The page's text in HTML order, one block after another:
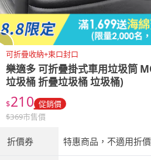
可折疊收納+束口封口
樂適多 可折疊掛式車用垃圾筒
垃圾桶 折疊垃圾桶 垃圾桶)
$210 促銷價
$369市售價
折價券 特惠商品，不適用折